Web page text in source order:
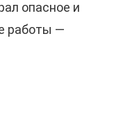
опасное и
работы —